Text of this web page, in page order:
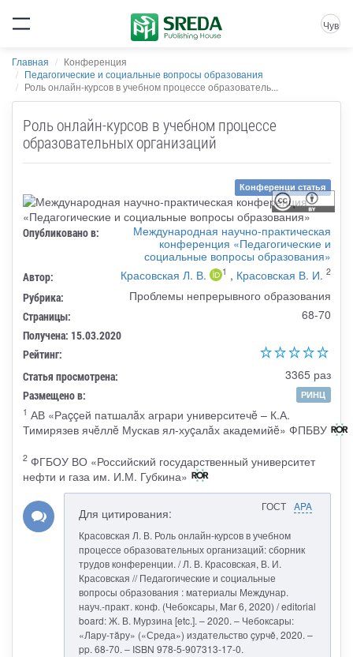
Чув
Главная
Конференция
Педагогические и социальные вопросы образования
Роль онлайн-курсов в учебном процессе образователь...
Роль онлайн-курсов в учебном процессе
образовательных организаций
Конференци статья
Опубликовано в:
Международная научно-практическая
конференция «Педагогические и
социальные вопросы образования»
Автор: Красовская Л. В. 1 , Красовская В. И. 2
Рубрика: Проблемы непрерывного образования
Страницы: 68-70
Получена: 15.03.2020
Рейтинг:
Статья просмотрена:
3365 раз
Размещено в:
РИНЦ
1 АВ «Раççей патшалăх аграри университечĕ – К.А.
Тимирязев ячĕллĕ Мускав ял-хуçалăх академийĕ» ФПБВУ
2ФГБОУ ВО «Российский государственный университет
нефти и газа им. И.М. Губкина»
ГОСТ APA
Для цитирования:
Красовская Л. В. Роль онлайн-курсов в учебном
процессе образовательных организаций: сборник
трудов конференции. / Л. В. Красовская, В. И.
Красовская // Педагогические и социальные
вопросы образования : материалы Междунар.
науч.-практ. конф. (Чебоксары, Mar 6, 2020) / editorial
board: Ж. В. Мурзина [etc.]. – 2020. – Чебоксары:
«Лару-тăру» («Среда») издательство çурчě, 2020. –
pp. 68-70. – ISBN 978-5-907313-17-0.